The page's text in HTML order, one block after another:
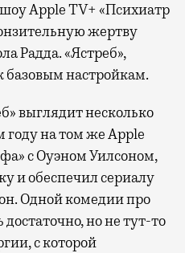
Apple TV+ «Психиатр
жертву
Радда. «Ястреб»,
базовым настройкам.
выглядит несколько
на том же Apple
с Оуэном Уилсоном,
и обеспечил сериалу
Одной комедии про
но не тут-то
с которой